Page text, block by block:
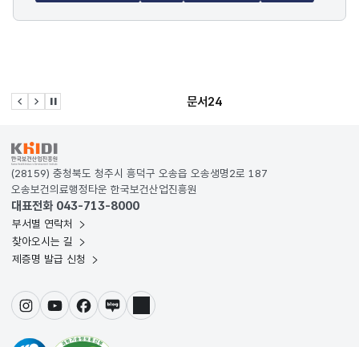
이전 슬라이드
다음 슬라이드
관련사이트 자동재생 멈춤 문서24
KRDS - Korea Design System
(28159) 충청북도 청주시 흥덕구 오송읍 오송생명2로 187
오송보건의료행정타운 한국보건산업진흥원
대표전화 043-713-8000
부서별 연락처
찾아오시는 길
제증명 발급 신청
인스타그램
유튜브페이스북블로그링크드인